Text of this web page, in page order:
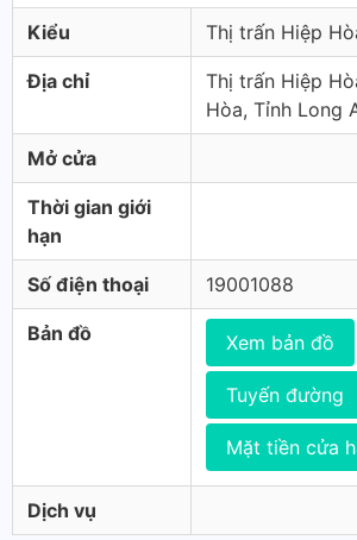
Kiểu Thị trấn Hiệp
Địa chỉ
Thị trấn Hiệp
Hòa, Tỉnh Long
Mở cửa
Thời gian giới
hạn
Số điện thoại 19001088
Bản đồ Xem bản đồ
Tuyến đường
Mặt tiền cửa
Dịch vụ